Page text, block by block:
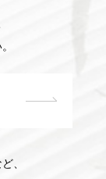
、